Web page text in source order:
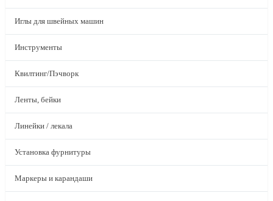
Иглы для швейных машин
Инструменты
Квилтинг/Пэчворк
Ленты, бейки
Линейки / лекала
Установка фурнитуры
Маркеры и карандаши